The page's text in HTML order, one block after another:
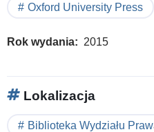
Oxford University Press
Rok wydania 2015
Lokalizacja
Biblioteka Wydziału